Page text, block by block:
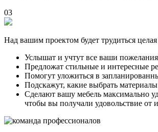
03
Над вашим проектом будет трудиться
Услышат и учтут все ваши пожелания
Предложат стильные и интересные
Помогут уложиться в
Подскажут, какие выбрать материалы
Сделают вашу мебель максимально
чтобы вы получали удовольствие от